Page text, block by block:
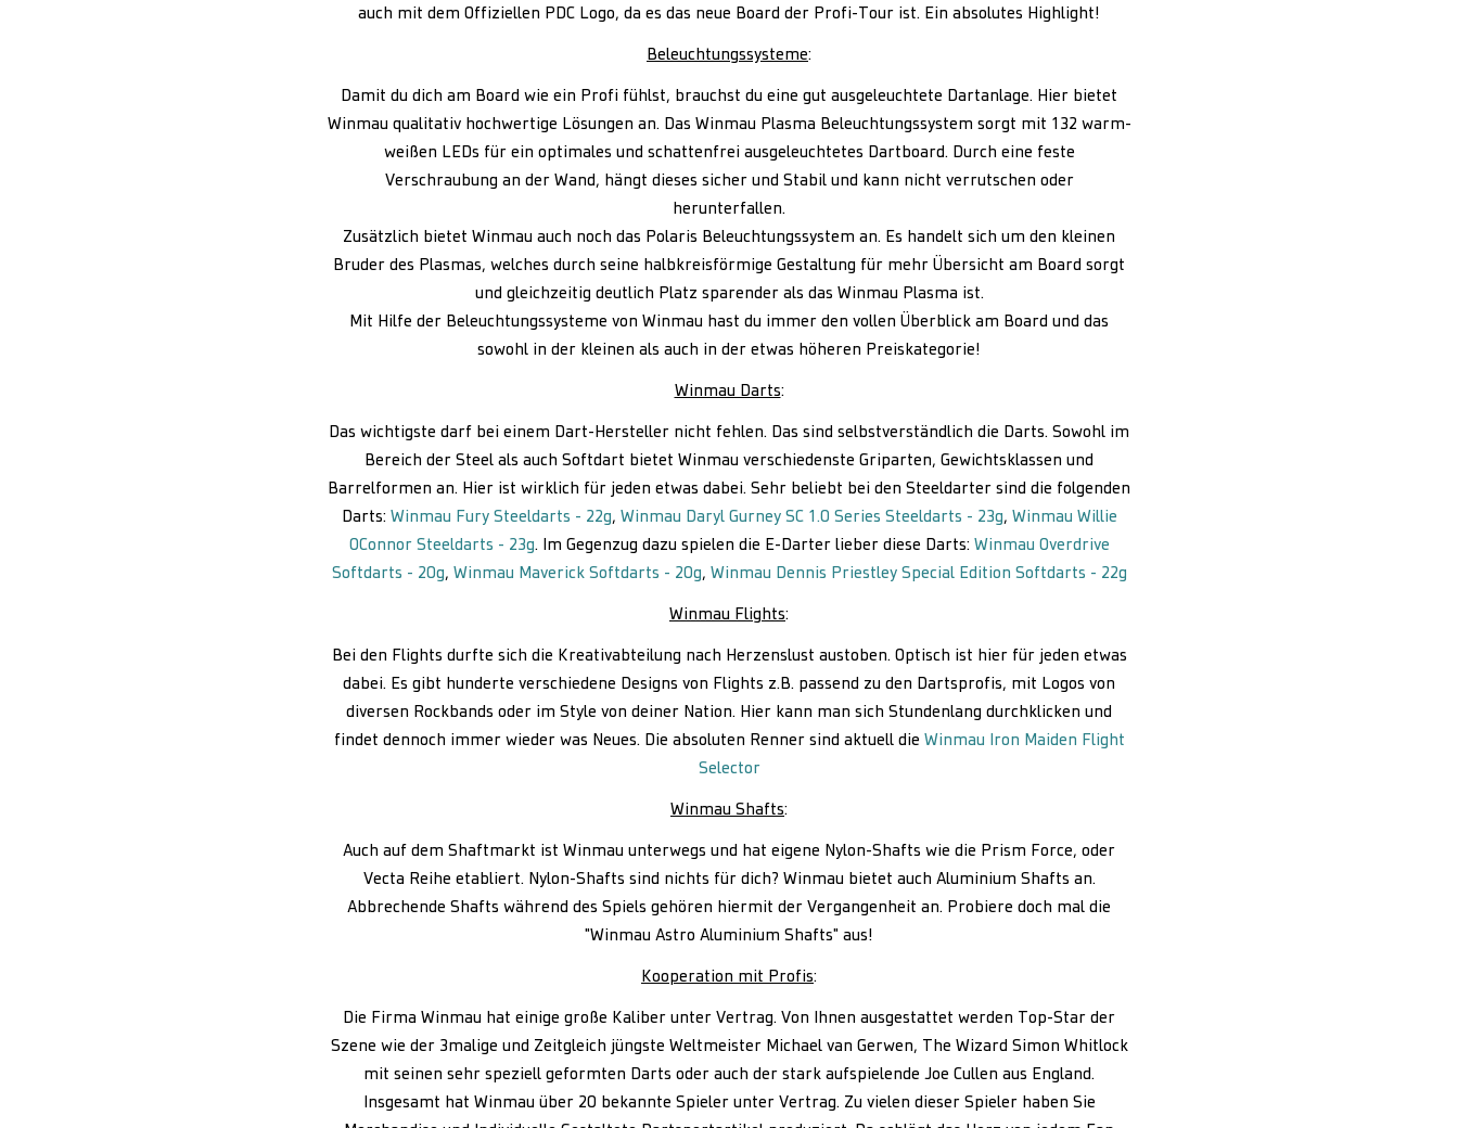
auch mit dem Offiziellen PDC Logo, da es das neue Board der Profi-Tour ist. Ein absolutes Highlight!
Beleuchtungssysteme:
Damit du dich am Board wie ein Profi fühlst, brauchst du eine gut ausgeleuchtete Dartanlage. Hier bietet
Winmau qualitativ hochwertige Lösungen an. Das Winmau Plasma Beleuchtungssystem sorgt mit 132 warm-
weißen LEDs für ein optimales und schattenfrei ausgeleuchtetes Dartboard. Durch eine feste
Verschraubung an der Wand, hängt dieses sicher und Stabil und kann nicht verrutschen oder
herunterfallen.
Zusätzlich bietet Winmau auch noch das Polaris Beleuchtungssystem an. Es handelt sich um den kleinen
Bruder des Plasmas, welches durch seine halbkreisförmige Gestaltung für mehr Übersicht am Board sorgt
und gleichzeitig deutlich Platz sparender als das Winmau Plasma ist.
Mit Hilfe der Beleuchtungssysteme von Winmau hast du immer den vollen Überblick am Board und das
sowohl in der kleinen als auch in der etwas höheren Preiskategorie!
Winmau Darts:
Das wichtigste darf bei einem Dart-Hersteller nicht fehlen. Das sind selbstverständlich die Darts. Sowohl im
Bereich der Steel als auch Softdart bietet Winmau verschiedenste Griparten, Gewichtsklassen und
Barrelformen an. Hier ist wirklich für jeden etwas dabei. Sehr beliebt bei den Steeldarter sind die folgenden
Darts: Winmau Fury Steeldarts - 22g, Winmau Daryl Gurney SC 1.0 Series Steeldarts - 23g, Winmau Willie
OConnor Steeldarts - 23g. Im Gegenzug dazu spielen die E-Darter lieber diese Darts: Winmau Overdrive
Softdarts - 20g, Winmau Maverick Softdarts - 20g, Winmau Dennis Priestley Special Edition Softdarts - 22g
Winmau Flights:
Bei den Flights durfte sich die Kreativabteilung nach Herzenslust austoben. Optisch ist hier für jeden etwas
dabei. Es gibt hunderte verschiedene Designs von Flights z.B. passend zu den Dartsprofis, mit Logos von
diversen Rockbands oder im Style von deiner Nation. Hier kann man sich Stundenlang durchklicken und
findet dennoch immer wieder was Neues. Die absoluten Renner sind aktuell die Winmau Iron Maiden Flight
Selector
Winmau Shafts:
Auch auf dem Shaftmarkt ist Winmau unterwegs und hat eigene Nylon-Shafts wie die Prism Force, oder
Vecta Reihe etabliert. Nylon-Shafts sind nichts für dich? Winmau bietet auch Aluminium Shafts an.
Abbrechende Shafts während des Spiels gehören hiermit der Vergangenheit an. Probiere doch mal die
"Winmau Astro Aluminium Shafts" aus!
Kooperation mit Profis:
Die Firma Winmau hat einige große Kaliber unter Vertrag. Von Ihnen ausgestattet werden Top-Star der
Szene wie der 3malige und Zeitgleich jüngste Weltmeister Michael van Gerwen, The Wizard Simon Whitlock
mit seinen sehr speziell geformten Darts oder auch der stark aufspielende Joe Cullen aus England.
Insgesamt hat Winmau über 20 bekannte Spieler unter Vertrag. Zu vielen dieser Spieler haben Sie